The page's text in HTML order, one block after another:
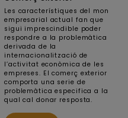
Les característiques del mon
empresarial actual fan que
sigui imprescindible poder
respondre a la problemàtica
derivada de la
internacionalització de
l’activitat econòmica de les
empreses. El comerç exterior
comporta una serie de
problemàtica especifica a la
qual cal donar resposta.